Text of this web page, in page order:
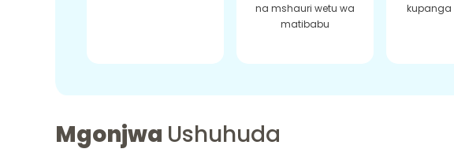
na mshauri wetu wa
matibabu
Mgonjwa Ushuhuda